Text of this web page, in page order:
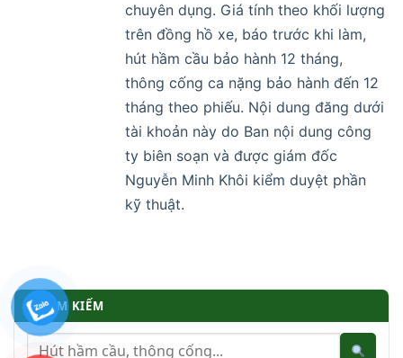
chuyên dụng. Giá tính theo khối lượng
trên đồng hồ xe, báo trước khi làm,
hút hầm cầu bảo hành 12 tháng,
thông cống ca nặng bảo hành đến 12
tháng theo phiếu. Nội dung đăng dưới
tài khoản này do Ban nội dung công
ty biên soạn và được giám đốc
Nguyễn Minh Khôi kiểm duyệt phần
kỹ thuật.
TÌM KIẾM